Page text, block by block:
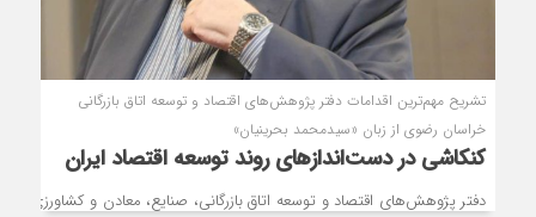
تشریح مهم‌ترین اقدامات دفتر پژوهش‌های اقتصاد و توسعه اتاق بازرگانی
خراسان رضوی از زبان «سیدمحمد بحرینیان»
کنکاشی در دست‌اندازهای روند توسعه اقتصاد ایران
دفتر پژوهش‌های اقتصاد و توسعه اتاق بازرگانی، صنایع، معادن و کشاورزی